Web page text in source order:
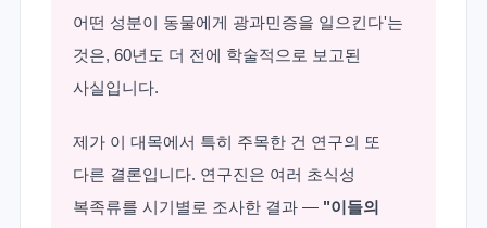
어떤 성분이 동물에게 광과민증을 일으킨다'는
것은, 60년도 더 전에 학술적으로 보고된
사실입니다.
제가 이 대목에서 특히 주목한 건 연구의 또
다른 결론입니다. 연구진은 여러 초식성
복족류를 시기별로 조사한 결과 — "이들의